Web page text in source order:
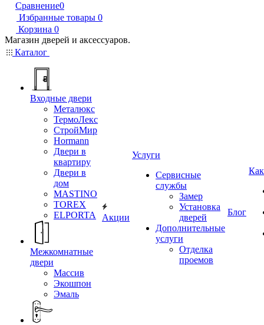
Сравнение0
Избранные товары 0
Корзина 0
Магазин дверей и аксессуаров.
Каталог
Входные двери
Металюкс
ТермоЛекс
СтройМир
Hormann
Двери в
квартиру
Двери в
дом
MASTINO
TOREX
ELPORTA
Межкомнатные
двери
Массив
Экошпон
Эмаль
Акции
Услуги
Сервисные
службы
Замер
Установка
дверей
Дополнительные
услуги
Отделка
проемов
Блог